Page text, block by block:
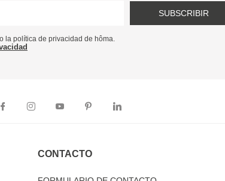
SUBSCRIBIR
la política de privacidad de hôma.
CONTACTO